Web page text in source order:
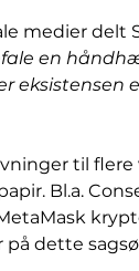
medier delt
en
eksistensen
til
Bl.a.
dette